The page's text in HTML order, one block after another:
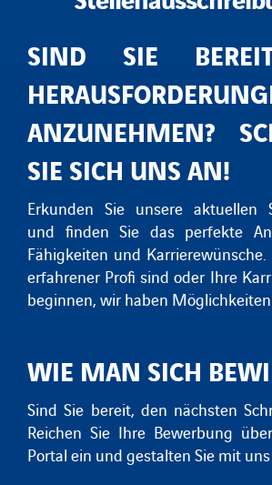
SIND SIE
ANZUNEHMEN?
IE SICH UNS AN!
Erkunden Sie unsere aktuellen
und finden Sie das perfekte
Fähigkeiten und Karrierewünsche.
erfahrener Profi sind oder Ihre
beginnen, wir haben
WIE MAN SICH
Sind Sie bereit, den nächsten
Reichen Sie Ihre Bewerbung
Portal ein und gestalten Sie mit